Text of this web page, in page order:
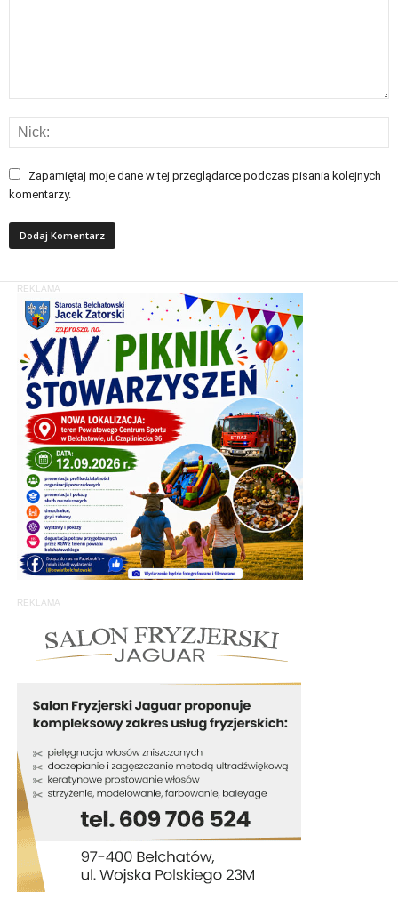
Zapamiętaj moje dane w tej przeglądarce podczas pisania kolejnych
komentarzy.
REKLAMA
REKLAMA